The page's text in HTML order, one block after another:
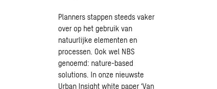
Planners stappen steeds vaker
over op het gebruik van
natuurlijke elementen en
processen. Ook wel NBS
genoemd: nature-based
solutions. In onze nieuwste
Urban Insight white paper ‘Van